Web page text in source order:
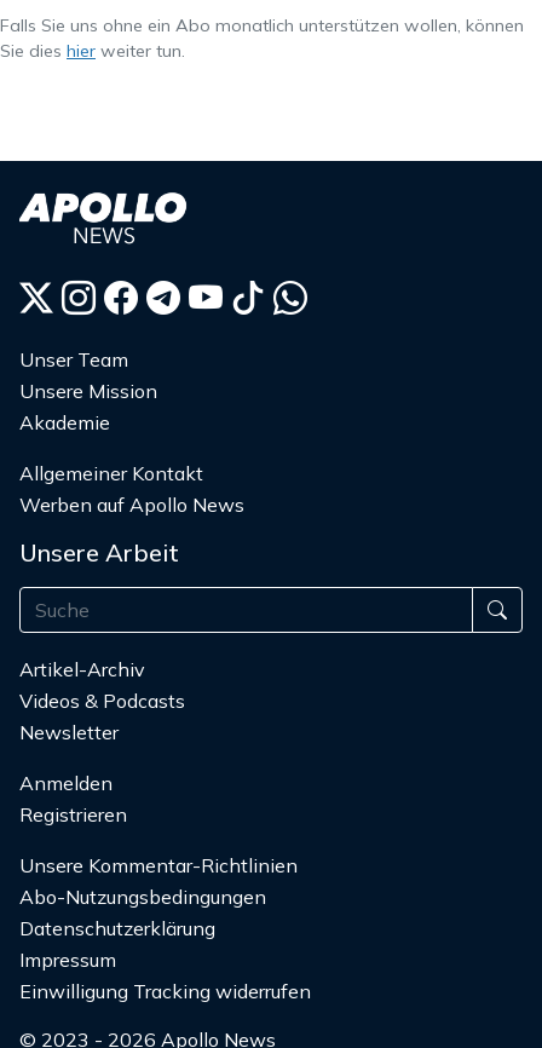
Falls Sie uns ohne ein Abo monatlich unterstützen wollen, können
Sie dies hier weiter tun.
Unser Team
Unsere Mission
Akademie
Allgemeiner Kontakt
Werben auf Apollo News
Unsere Arbeit
Artikel-Archiv
Videos & Podcasts
Newsletter
Anmelden
Registrieren
Unsere Kommentar-Richtlinien
Abo-Nutzungsbedingungen
Datenschutzerklärung
Impressum
Einwilligung Tracking widerrufen
© 2023 - 2026 Apollo News